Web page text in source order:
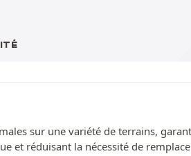
sur une variété de terrains,
et réduisant la nécessité de